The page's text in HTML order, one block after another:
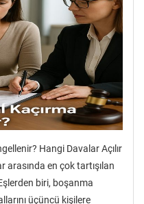
Hangi Davalar Açılır
en çok tartışılan
biri, boşanma
üçüncü kişilere